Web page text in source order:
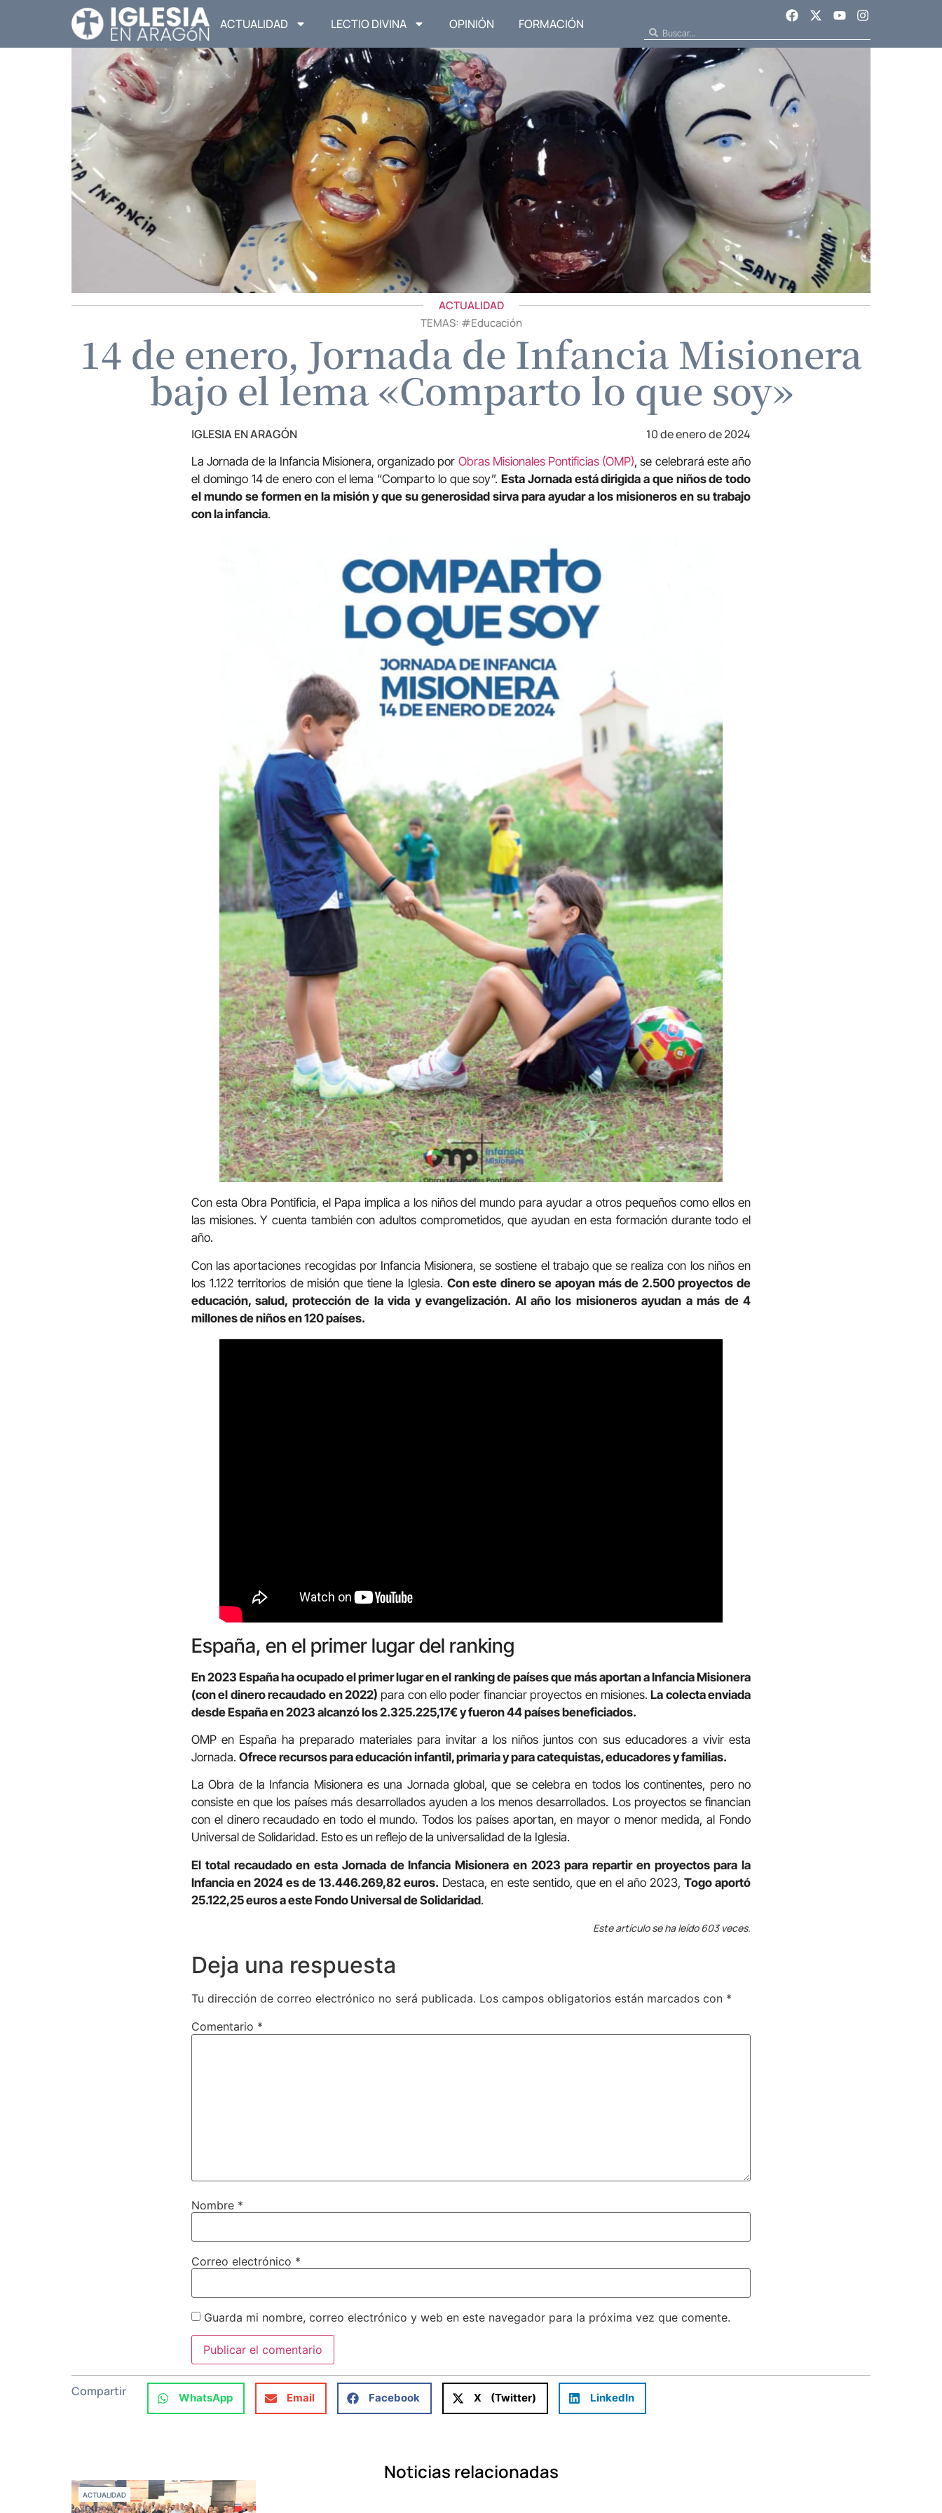
ACTUALIDAD LECTIO DIVINA OPINIÓN FORMACIÓN
ACTUALIDAD
TEMAS: #Educación
14 de enero, Jornada de Infancia Misionera
bajo el lema «Comparto lo que soy»
IGLESIA EN ARAGÓN 10 de enero de 2024
La Jornada de la Infancia Misionera, organizado por Obras Misionales Pontificias (OMP), se celebrará este año
el domingo 14 de enero con el lema “Comparto lo que soy”. Esta Jornada está dirigida a que niños de todo
el mundo se formen en la misión y que su generosidad sirva para ayudar a los misioneros en su trabajo
con la infancia.
Con esta Obra Pontificia, el Papa implica a los niños del mundo para ayudar a otros pequeños como ellos en
las misiones. Y cuenta también con adultos comprometidos, que ayudan en esta formación durante todo el
año.
Con las aportaciones recogidas por Infancia Misionera, se sostiene el trabajo que se realiza con los niños en
los 1.122 territorios de misión que tiene la Iglesia. Con este dinero se apoyan más de 2.500 proyectos de
educación, salud, protección de la vida y evangelización. Al año los misioneros ayudan a más de 4
millones de niños en 120 países.
España, en el primer lugar del ranking
En 2023 España ha ocupado el primer lugar en el ranking de países que más aportan a Infancia Misionera
(con el dinero recaudado en 2022) para con ello poder financiar proyectos en misiones.La colecta enviada
desde España en 2023 alcanzó los 2.325.225,17€ y fueron 44 países beneficiados.
OMP en España ha preparado materiales para invitar a los niños juntos con sus educadores a vivir esta
Jornada. Ofrece recursos para educación infantil, primaria y para catequistas, educadores y familias.
La Obra de la Infancia Misionera es una Jornada global, que se celebra en todos los continentes, pero no
consiste en que los países más desarrollados ayuden a los menos desarrollados. Los proyectos se financian
con el dinero recaudado en todo el mundo. Todos los países aportan, en mayor o menor medida, al Fondo
Universal de Solidaridad. Esto es un reflejo de la universalidad de la Iglesia.
El total recaudado en esta Jornada de Infancia Misionera en 2023 para repartir en proyectos para la
Infancia en 2024 es de 13.446.269,82 euros. Destaca, en este sentido, que en el año 2023, Togo aportó
25.122,25 euros a este Fondo Universal de Solidaridad.
Este artículo se ha leído 603 veces.
Deja una respuesta
Tu dirección de correo electrónico no será publicada. Los campos obligatorios están marcados con *
Comentario *
Nombre *
Correo electrónico *
Guarda mi nombre, correo electrónico y web en este navegador para la próxima vez que comente.
Compartir WhatsApp Email Facebook X (Twitter) LinkedIn
Noticias relacionadas
ACTUALIDAD